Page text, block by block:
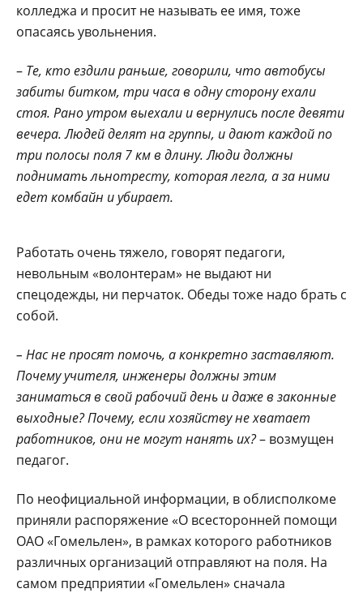
колледжа и просит не называть ее имя, тоже
опасаясь увольнения.
– Те, кто ездили раньше, говорили, что автобусы
забиты битком, три часа в одну сторону ехали
стоя. Рано утром выехали и вернулись после девяти
вечера. Людей делят на группы, и дают каждой по
три полосы поля 7 км в длину. Люди должны
поднимать льнотресту, которая легла, а за ними
едет комбайн и убирает.
Работать очень тяжело, говорят педагоги,
невольным «волонтерам» не выдают ни
спецодежды, ни перчаток. Обеды тоже надо брать с
собой.
– Нас не просят помочь, а конкретно заставляют.
Почему учителя, инженеры должны этим
заниматься в свой рабочий день и даже в законные
выходные? Почему, если хозяйству не хватает
работников, они не могут нанять их?– возмущен
педагог.
По неофициальной информации, в облисполкоме
приняли распоряжение «О всесторонней помощи
ОАО «Гомельлен», в рамках которого работников
различных организаций отправляют на поля. На
самом предприятии «Гомельлен» сначала